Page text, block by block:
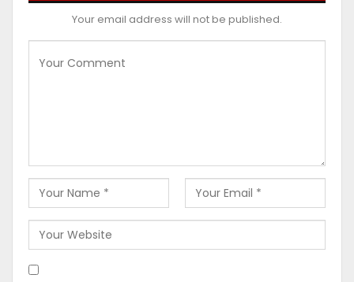
Your email address will not be published.